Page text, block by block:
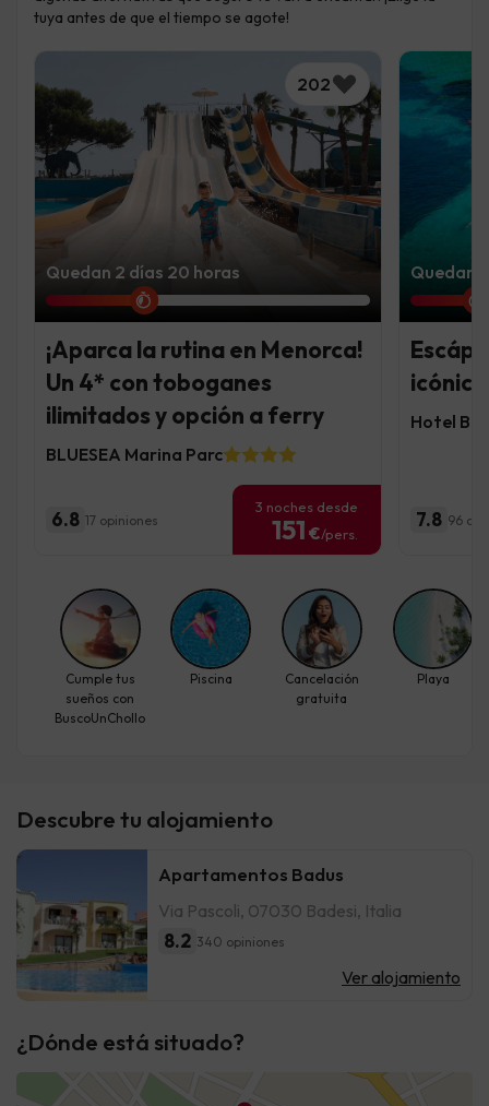
Descubre tu alojamiento
Apartamentos Badus
Via Pascoli, 07030 Badesi, Italia
8.2 340 opiniones
Ver alojamiento
¿Dónde está situado?
tuya antes de que el tiempo se agote!
202
Quedan 2 días 20 horas
¡Aparca la rutina en Menorca!
Un 4* con toboganes
ilimitados y opción a ferry
BLUESEA Marina Parc
6.8 17 opiniones
3 noches desde
151 €/pers.
Quedan
Hotel
7.8 96
Cumple tus
sueños con
BuscoUnChollo
Piscina
Cancelación
gratuita
Playa